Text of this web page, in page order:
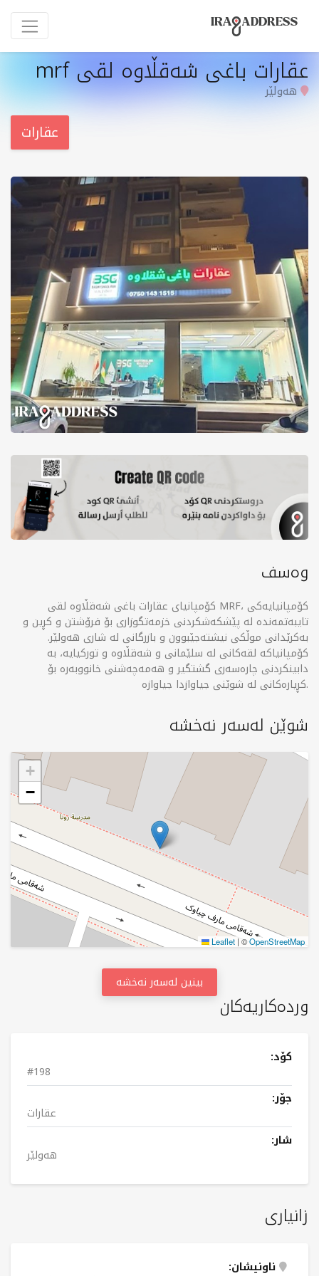
عقارات باغی شەقڵاوە لقی mrf
هەولێر
عقارات
وردەکاریەکان
کۆد:
#198
جۆر:
عقارات
شار:
هەولێر
زانیاری
ناونیشان:
وەسف
کۆمپانیای عقارات باغی شەقڵاوە لقی MRF، کۆمپانیایەکی
تایبەتمەندە لە پێشکەشکردنی خزمەتگوزاری بۆ فرۆشتن و کڕین و
بەکرێدانی موڵکی نیشتەجێبوون و بازرگانی لە شاری هەولێر.
کۆمپانیاکە لقەکانی لە سلێمانی و شەقڵاوە و تورکیایە، بە
دابینکردنی چارەسەری گشتگیر و هەمەچەشنی خانووبەرە بۆ
کڕیارەکانی لە شوێنی جیاوازدا جیاوازە.
شوێن لەسەر نەخشە
+
−
Leaflet | ©OpenStreetMap
بینین لەسەر نەخشە